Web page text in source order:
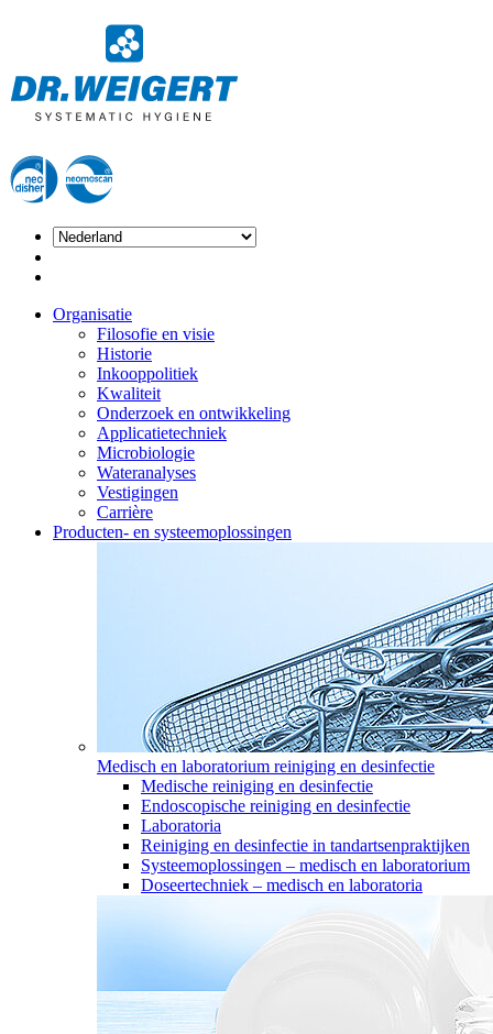
Organisatie
Filosofie en visie
Historie
Inkooppolitiek
Kwaliteit
Onderzoek en ontwikkeling
Applicatietechniek
Microbiologie
Wateranalyses
Vestigingen
Carrière
Producten- en systeemoplossingen
Medisch en laboratorium reiniging en desinfectie
Medische reiniging en desinfectie
Endoscopische reiniging en desinfectie
Laboratoria
Reiniging en desinfectie in tandartsenpraktijken
Systeemoplossingen – medisch en laboratorium
Doseertechniek – medisch en laboratoria